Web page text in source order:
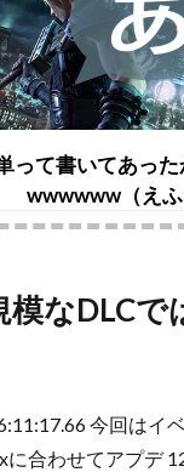
って書いてあっ
wwwwww（えふ
模なDLC
今回はイ
合わせてアプデ